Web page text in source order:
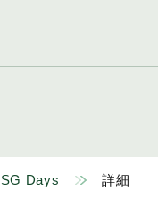
Days 詳細